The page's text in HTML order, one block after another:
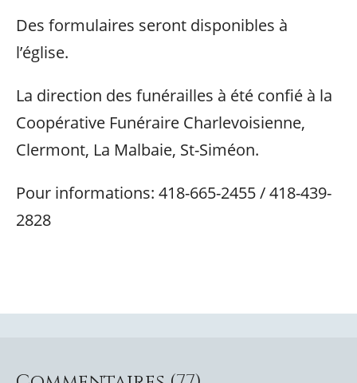
Des formulaires seront disponibles à
l’église.
La direction des funérailles à été confié à la
Coopérative Funéraire Charlevoisienne,
Clermont, La Malbaie, St-Siméon.
Pour informations: 418-665-2455 / 418-439-
2828